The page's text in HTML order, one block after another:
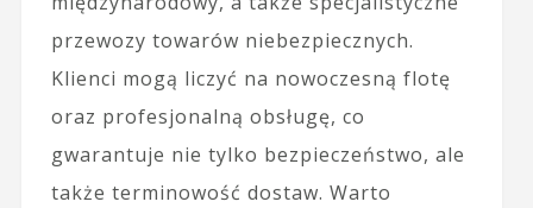
przewozy towarów niebezpiecznych.
Klienci mogą liczyć na nowoczesną flotę
oraz profesjonalną obsługę, co
gwarantuje nie tylko bezpieczeństwo, ale
także terminowość dostaw. Warto